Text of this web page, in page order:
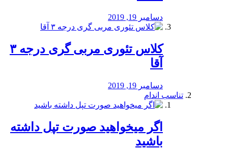
دسامبر 19, 2019
کلاس تئوری مربی گری درجه ۳
آقا
دسامبر 19, 2019
تناسب اندام
اگر میخواهید صورت تپل داشته
باشید